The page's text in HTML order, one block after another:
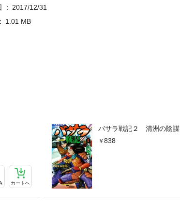
カートへ
バサラ戦記２ 清洲の陰謀
838
2017/12/31
1.01 MB